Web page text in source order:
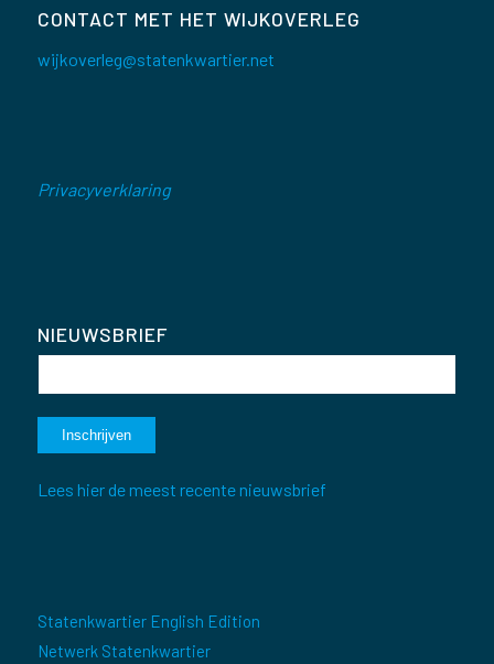
CONTACT MET HET WIJKOVERLEG
wijkoverleg@statenkwartier.net
Privacyverklaring
NIEUWSBRIEF
Lees hier de meest recente nieuwsbrief
Statenkwartier English Edition
Netwerk Statenkwartier